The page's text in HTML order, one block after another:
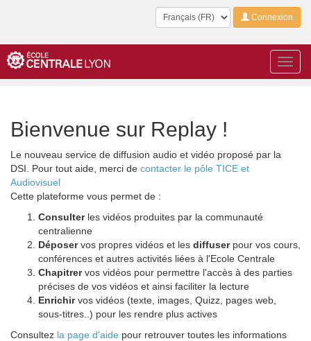
LangueConnexion
Bienvenue sur Replay !
Le nouveau service de diffusion audio et vidéo proposé par la
DSI. Pour tout aide, merci de contacter le pôle TICE et
Audiovisuel
Cette plateforme vous permet de :
Consulterles vidéos produites par la communauté
centralienne
Déposervos propres vidéos et les diffuserpour vos cours,
conférences et autres activités liées à l'Ecole Centrale
Chapitrervos vidéos pour permettre l'accès à des parties
précises de vos vidéos et ainsi faciliter la lecture
Enrichirvos vidéos (texte, images, Quizz, pages web,
sous-titres..) pour les rendre plus actives
Consultez la page d'aide pour retrouver toutes les informations